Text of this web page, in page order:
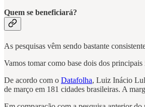
Quem se beneficiará?
As pesquisas vêm sendo bastante
Vamos tomar como base dois dos
De acordo com o Datafolha, Luiz Inácio
de março em 181 cidades brasileiras. A